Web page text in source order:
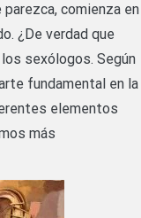
comienza en
¿De verdad que
sexólogos. Según
fundamental en la
elementos
más